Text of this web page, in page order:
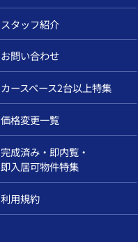
スタッフ紹介
お問い合わせ
カースペース2台以上特集
価格変更一覧
完成済み・即内覧・
即入居可物件特集
利用規約